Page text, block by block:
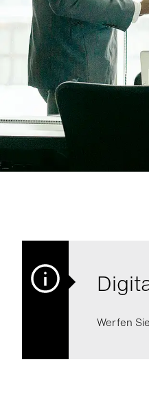
Werfen